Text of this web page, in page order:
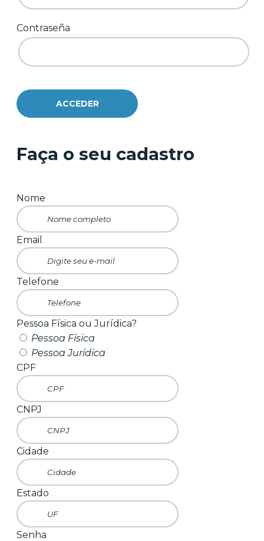
Contraseña
Faça o seu cadastro
Nome
Email
Telefone
Pessoa Física ou Jurídica?
Pessoa Física
Pessoa Jurídica
CPF
CNPJ
Cidade
Estado
Senha